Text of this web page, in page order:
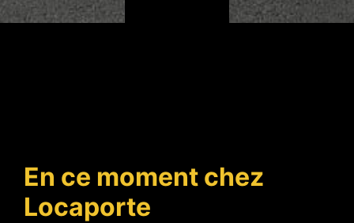
En ce moment chez
Locaporte